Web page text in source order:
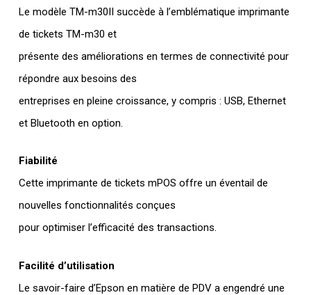
Le modèle TM-m30II succède à l’emblématique imprimante
de tickets TM-m30 et
présente des améliorations en termes de connectivité pour
répondre aux besoins des
entreprises en pleine croissance, y compris : USB, Ethernet
et Bluetooth en option.
Fiabilité
Cette imprimante de tickets mPOS offre un éventail de
nouvelles fonctionnalités conçues
pour optimiser l’efficacité des transactions.
Facilité d’utilisation
Le savoir-faire d’Epson en matière de PDV a engendré une